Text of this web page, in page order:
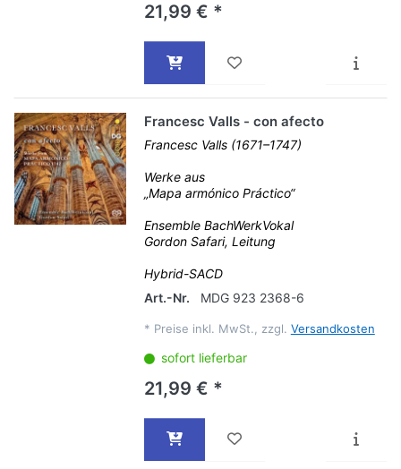
21,99 € *
Francesc Valls - con afecto
Francesc Valls (1671–1747)
Werke aus
„Mapa armónico Práctico“
Ensemble BachWerkVokal
Gordon Safari, Leitung
Hybrid-SACD
Art.-Nr.
MDG 923 2368-6
* Preise inkl. MwSt., zzgl. Versandkosten
sofort lieferbar
21,99 € *